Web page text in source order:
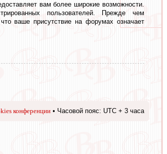
вам более широкие возможности.
пользователей. Прежде чем
ваше присутствие на форумах означает
конференции • Часовой пояс: UTC + 3 часа